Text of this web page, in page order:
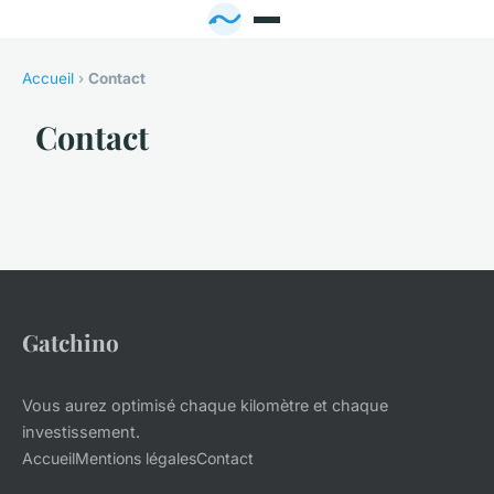
Accueil › Contact
Contact
Gatchino
Vous aurez optimisé chaque kilomètre et chaque
investissement.
AccueilMentions légalesContact